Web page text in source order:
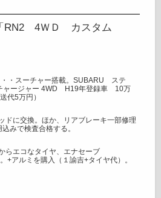
RN2 4ＷＤ カスタム
・・スーチャー搭載。SUBARU ステ
ャージャー 4WD H19年登録車 10万
代5万円）
ドに交換。ほか、リアブレーキ一部修理
みで検査合格する。
らエコなタイヤ、エナセーブ
+アルミを購入（１諭吉+タイヤ代）。